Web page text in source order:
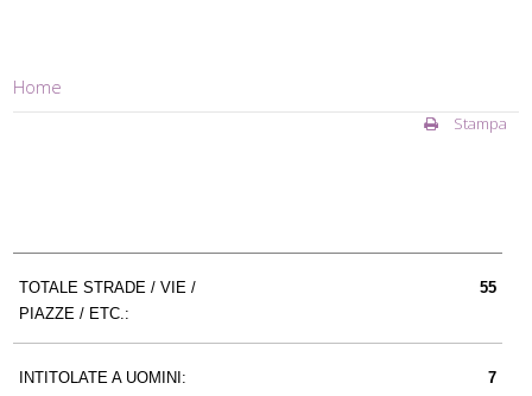
Home
Stampa
TOTALE STRADE / VIE /
PIAZZE / ETC.:
55
INTITOLATE A UOMINI: 7